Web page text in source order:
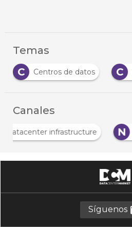
Temas
C
Centros de datos C
Canales
Datacenter infrastructure N
Síguenos